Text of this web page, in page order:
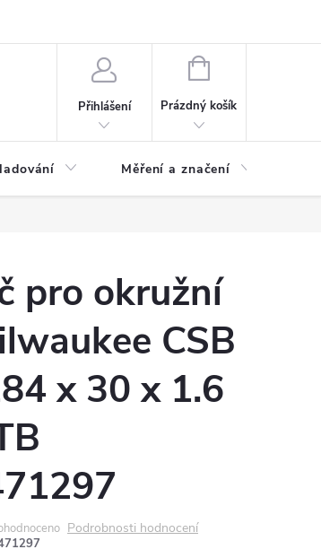
Přihlášení
NÁKUPNÍ
Prázdný košík
Měření a značení
pro okružní
CSB
x 30 x 1.6
Podrobnosti hodnocení